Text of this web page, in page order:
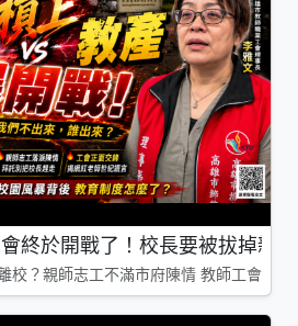
終於開戰了！校長要被拔掉親
校？親師志工不滿市府陳情 教師工會槓